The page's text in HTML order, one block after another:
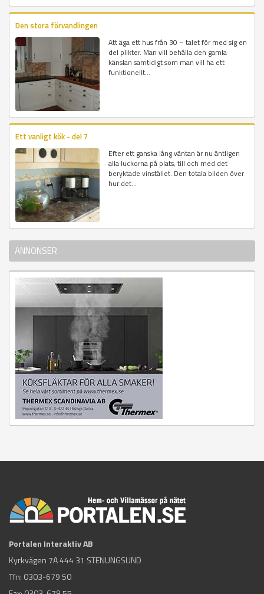
Den stora förvandlingen
Att äga ett hus från 30 – talet för med sig en
del plikter. Man vill behålla den gamla
känslan samtidigt som man vill ha ett
funktionellt...
Ett vanligt kök - del 7
Efter ett ganska lång väntan är nu äntligen
alla luckorna på plats, till och med det
beryktade vinstället. Den totala bilden över
hur det...
ANNONSER
Portalen Interaktiv AB
Kyrkvägen 7A 444 31 STENUNGSUND
Tfn: 0303-679 50